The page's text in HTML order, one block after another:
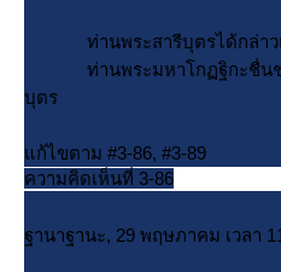
ท่านพระสารีบุตรได้กล่าว
ท่านพระมหาโกฏฐิกะชื่นชม
บุตร
ก้ไขตาม #3-86, #3-89
ความคิดเห็นที่ 3-86
ฐานาฐานะ, 29 พฤษภาคม เวลา